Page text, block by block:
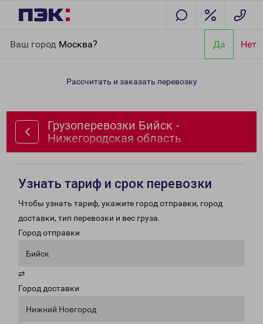
Ваш город Москва? Да Нет
Нижегородская область
Рассчитать и заказать перевозку
Грузоперевозки Бийск -
Нижегородская область
Узнать тариф и срок перевозки
Чтобы узнать тариф, укажите город отправки, город
доставки, тип перевозки и вес груза.
Город отправки
Бийск
⇄
Город доставки
Нижний Новгород